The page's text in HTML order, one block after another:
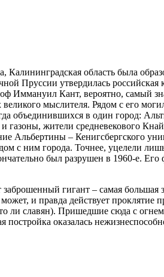
область была
Пруссии утвердилась российская
Иммануил Кант, вероятно, самый
мыслителя. Рядом с его
объединившихся в один город:
жители средневекового
Альбертины – Кенигсбергского
с ним города. Точнее, уцелели
был разрушен в 1960-е. Его
гигант – самая большая
и правда действует проклятие
ли славян). Пришедшие сюда с
оказалась